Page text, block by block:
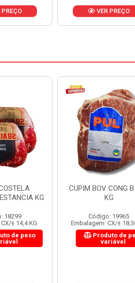
PREÇO VER PREÇO
B PUL
19965
± 18,36 KG
de peso
CARNE MOIDA
CX 10KG
Código: 200
Embalagem: KG/